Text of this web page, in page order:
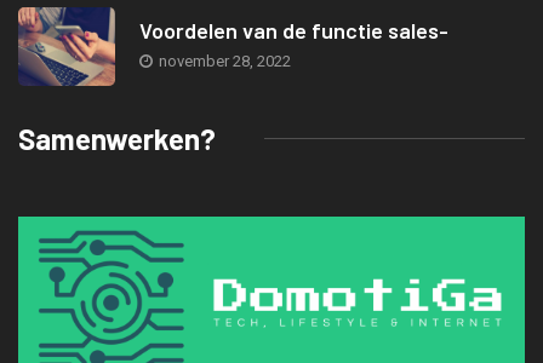
Voordelen van de functie sales-
november 28, 2022
Samenwerken?